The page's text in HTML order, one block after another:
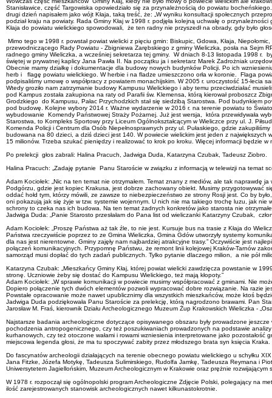
Stanisławice, część Targowiska opowiedziało się za przynależnością do powiatu
drugi dzień napisałem jako wójt Kłaja, taką treść, że: „W wyniku konsultacji społecznych
podział kraju na powiaty. Rada Gminy Kłaj w 1998 r. podjęła kolejną uchwałę o
Kłaja do powiatu wielickiego spowodowali, że ten radny nie przyszedł na obrady, gdy było
Mimo tego w 1998 r. powstał powiat wielicki z pięciu gmin: Biskupic, Gdowa, Kłaja,
przewodniczącego Rady Powiatu - Zbigniewa Zarębskiego z gminy Wieliczka, posła na Sejm
radnego gminy Wieliczka, a wcześniej sekretarza tej gminy. W dniach 8-13 listopada 1998 r.
świętej w prywatnej kaplicy Jana Pawła II. Na początku ja i sekretarz Marek Zadrożniak
Obecnie mamy działkę i dokumentacje dla budowy nowych budynków Policji. Po ich
herb i flagę powiatu wielickiego. W herbie i na fladze umieszczono orła w koronie. Flaga
podpisaliśmy umowę o współpracy z powiatem monachijskim. W 2005 r. uroczystość 15-lecia
Wtedy groziło nam zatrzymanie budowy Kampusu Wielickiego i aby temu przeciwdziałać
pod Kampus została zakupiona na raty od Parafii św. Klemensa, którą kierował proboszcz
Grodzkiego do Kampusu, Pałac Przychodzkich stał się siedzibą Starostwa. Pod budynkiem
pod budowę. Kolejne wybory 2014 r. Ważne wydarzenie w 2016 r. na terenie powiatu to
wybudowanie Komendy Państwowej Straży Pożarnej. Już jest wersja, która przewidywała
Starostwa, to Kompleks Sportowy przy Liceum Ogólnokształcącym w Wieliczce przy ul. J.
Komenda Policji i Centrum dla Osób Niepełnosprawnych przy ul. Pułaskiego, gdzie
budowana na 80 dzieci, a dziś dzieci jest 140. W powiecie wielickim jest jeden z
15 milionów. Trzeba szukać pieniędzy i realizować to krok po kroku. Więcej informacji będzie
Po prelekcji głos zabrali: Halina Pracuch, Jadwiga Duda, Katarzyna Czubak, Tadeusz Ziobro.
Halina Pracuch: „Zadaję pytanie Panu Staroście w związku z informacją w telewizji na temat
Adam Kociołek: „Nic na ten temat nie otrzymałem. Temat znany z mediów, ale tak naprawdę
Podgórzu, gdzie jest kopiec Krakusa, jest dobrze zachowany obiekt. Musimy przygotowywać
oddać hołd tym, którzy mówili, ze zawsze to niebezpieczeństwo ze strony Rosji jest. Co by
oni pokazują jak się żyje w tzw. systemie wojennym. U nich nie ma takiego trochę luzu, jak
schrony to czeka nas ich budowa. Na ten temat żadnych konkretów jako starosta nie
Jadwiga Duda: „Panie Starosto przesłałam do Pana list od wieliczanki Katarzyny Czubak,
Adam Kociołek: „Proszę Państwa aż tak źle, to nie jest. Kursuje bus na trasie z Kłaja do
Państwa rzeczywiście poprzez to ze Gmina Wieliczka, Gmina Gdów utworzyły systemy
dla nas jest nierentowne. Gminy zajęły nam najbardziej atrakcyjne trasy.” Oczywiście jest
połączeń komunikacyjnych. Przypomnę Państwu, że remont linii kolejowej Kraków-Tarnów
samorząd musi dopłać do tych zadań publicznych. Tylko pytanie dlaczego milion, a nie pół
Katarzyna Czubak: „Mieszkańcy Gminy Kłaj, której powiat wielicki zawdzięcza powstanie w
stronę. Uczniowie żeby się dostać do Kampusu Wielickiego, też mają kłopoty.”
Adam Kociołek: „W sprawie komunikacji w powiecie musimy współpracować z gminami. Nie
Dopiero połączenie tych dwóch elementów pozwoli wypracować dobre rozwiązanie. Na
Powstałe opracowanie może nawet upublicznimy dla wszystkich mieszkańców, może ktoś
Jadwiga Duda podziękowała Panu Staroście za prelekcję, którą nagrodzono brawami. Pan
Jarosław M. Fraś, kierownik Działu Archeologicznego Muzeum Żup Krakowskich Wieliczka -
Najstarsze badania archeologiczne dotyczące opisywanego obszaru były prowadzone
pochodzenia antropogenicznego, czy też poszukiwaniach prowadzonych na podstawie
kurhanowych, czy też otoczone wałami i rowami wzniesienia interpretowane jako
miejscowa legenda głosi, że ma tu spoczywać zabity przez młodszego brata syn księcia Kraka.
Do fascynatów archeologii działających na terenie obecnego powiatu wielickiego u schyłku
Jana Fitzke, Józefa Motykę, Tadeusza Sulimirskiego, Rudolfa Jamkę, Tadeusza Reymana i
Uniwersytetem Jagiellońskim, Muzeum Archeologicznym w Krakowie oraz prężnie
W 1978 r. rozpoczął się ogólnopolski program Archeologiczne Zdjęcie Polski, polegający na
ilość zarejestrowanych stanowisk archeologicznych nawet kilkunastokrotnie.